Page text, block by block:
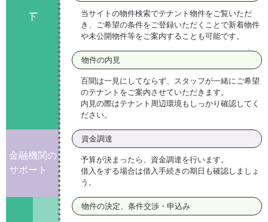
ト
当サイトの物件検索でテナント物件をご覧いただ
き、ご希望の条件をご登録いただくことで新着物件
や未公開物件等をご案内することも可能です。
物件の内見
百聞は一見にしてならず、スタッフが一緒にご希望
のテナントをご案内させていただきます。
内見の際はテナント周辺環境もしっかり確認してく
ださい。
金融機関の
サポート
資金調達
予算が決まったら、資金調達を行います。
借入をする場合は借入手続きの期日も確認しましょ
う。
物件の決定、条件交渉・申込み